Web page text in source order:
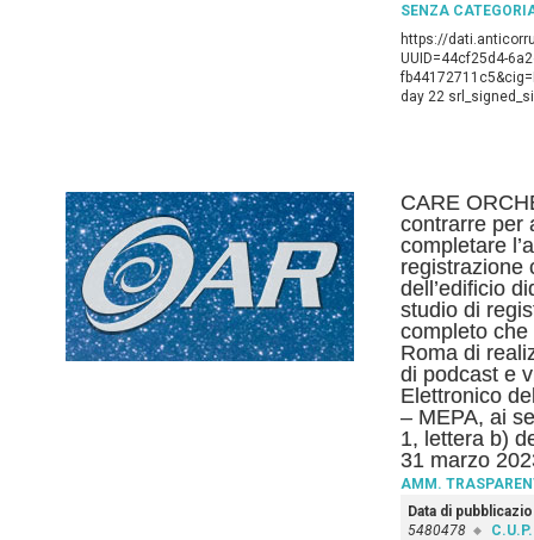
SENZA
https://
UUID=44cf25d4-
day 22
CARE
contrarre per
completare
registrazione
dell’edificio
studio di
completo che
Roma di
di podcast e
Elettronico
– MEPA, ai
1, lettera b)
31 marzo
AMM.
Data di
5480478
C.U.P.